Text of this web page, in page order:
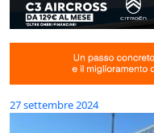
27 settembre 2024